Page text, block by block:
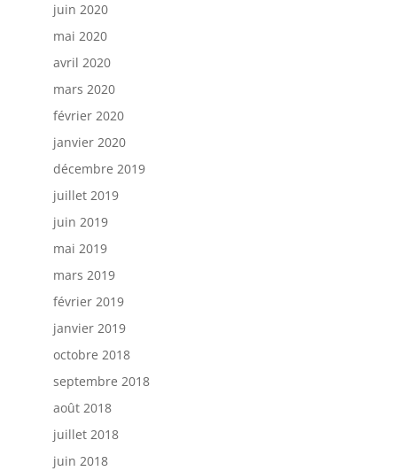
juin 2020
mai 2020
avril 2020
mars 2020
février 2020
janvier 2020
décembre 2019
juillet 2019
juin 2019
mai 2019
mars 2019
février 2019
janvier 2019
octobre 2018
septembre 2018
août 2018
juillet 2018
juin 2018